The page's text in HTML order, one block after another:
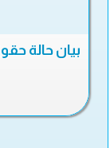
بيان حالة